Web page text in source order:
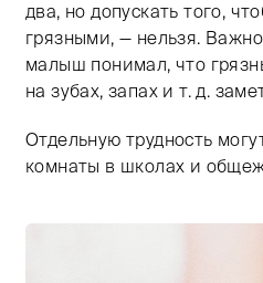
два, но допускать того,
грязными, — нельзя.
малыш понимал, что
на зубах, запах и т. д.
Отдельную трудность
комнаты в школах и